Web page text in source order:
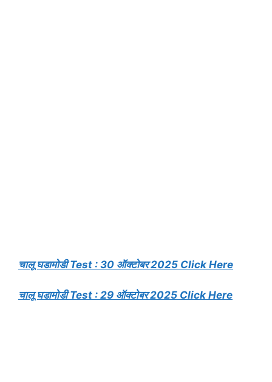
चालू घडामोडी Test : 30 ऑक्टोबर 2025 Click Here
चालू घडामोडी Test : 29 ऑक्टोबर 2025 Click Here